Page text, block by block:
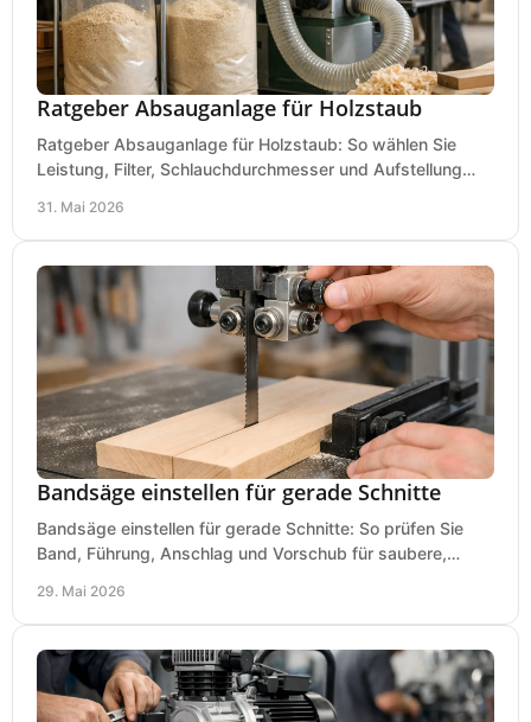
Ratgeber Absauganlage für Holzstaub
Ratgeber Absauganlage für Holzstaub: So wählen Sie
Leistung, Filter, Schlauchdurchmesser und Aufstellung
31. Mai 2026
Bandsäge einstellen für gerade Schnitte
Bandsäge einstellen für gerade Schnitte: So prüfen Sie
Band, Führung, Anschlag und Vorschub für saubere,
29. Mai 2026